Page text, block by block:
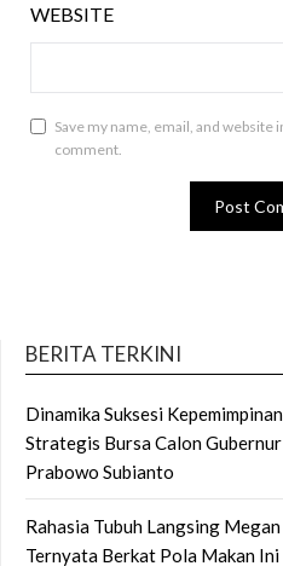
WEBSITE
Save my name, email, and
comment.
BERITA TERKINI
Dinamika Suksesi
Strategis Bursa Calon
Prabowo Subianto
Rahasia Tubuh Langsing
Ternyata Berkat Pola Makan Ini